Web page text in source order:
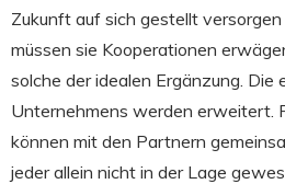
Zukunft auf sich gestellt
müssen sie Kooperationen
solche der idealen Ergänzung. Die
Unternehmens werden erweitert.
können mit den Partnern
jeder allein nicht in der Lage